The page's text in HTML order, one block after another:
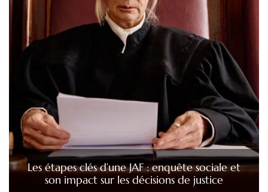
Les étapes clés d’une JAF : enquête sociale et
son impact sur les décisions de justice